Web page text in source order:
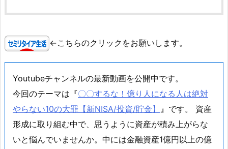
←こちらのクリックをお願いします。
Youtubeチャンネルの最新動画を公開中です。
今回のテーマは『〇〇するな！億り人になる人は絶対
やらない10の大罪【新NISA/投資/貯金】 』です。 資産
形成に取り組む中で、思うように資産が積み上がらな
いと悩んでいませんか。中には金融資産1億円以上の億